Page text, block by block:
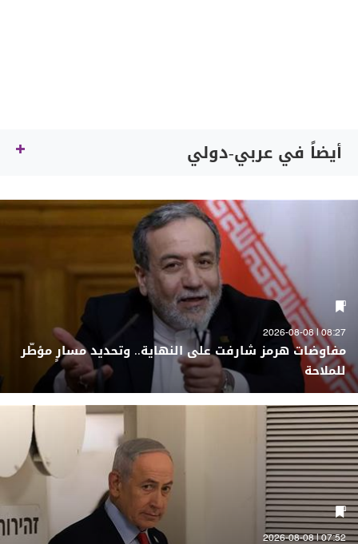
أيضاً في عربي-دولي
08:27 | 2026-08-08
مفاوضات هرمز شارفت على النهاية.. وتحديد مسارٍ مؤطّر
للملاحة
07:52 | 2026-08-08